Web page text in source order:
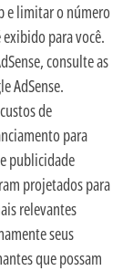
e limitar o número
para você.
consulte as
AdSense.
de
para
publicidade
projetados para
relevantes
seus
que possam